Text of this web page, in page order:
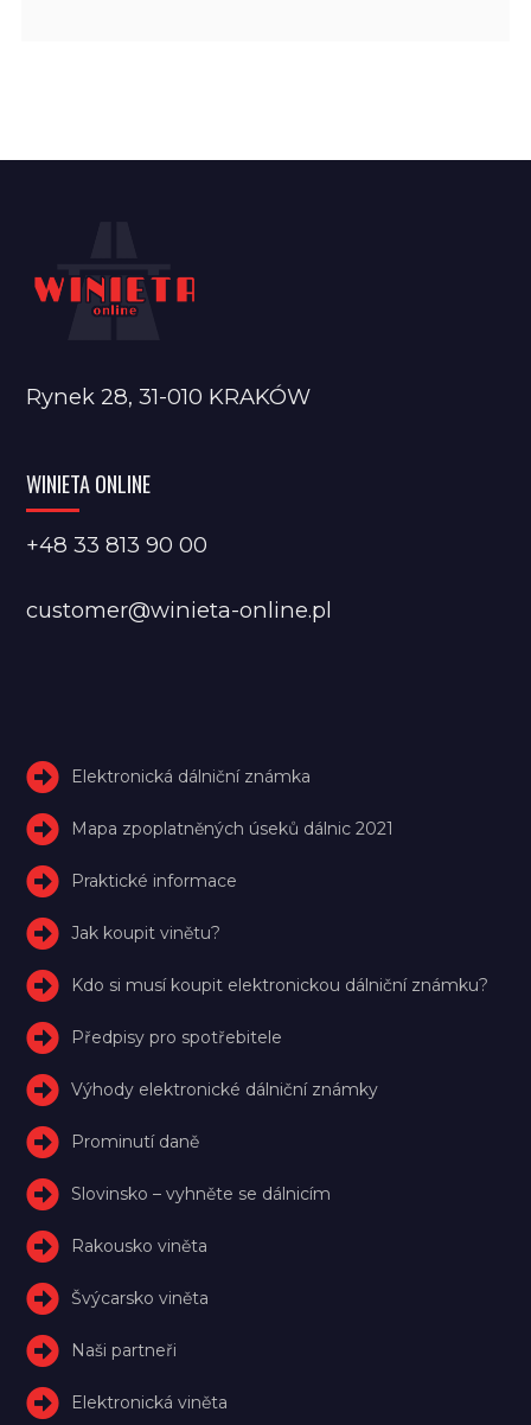
Rynek 28, 31-010 KRAKÓW
WINIETA ONLINE
+48 33 813 90 00
customer@winieta-online.pl
Elektronická dálniční známka
Mapa zpoplatněných úseků dálnic 2021
Praktické informace
Jak koupit vinětu?
Kdo si musí koupit elektronickou dálniční známku?
Předpisy pro spotřebitele
Výhody elektronické dálniční známky
Prominutí daně
Slovinsko – vyhněte se dálnicím
Rakousko viněta
Švýcarsko viněta
Naši partneři
Elektronická viněta